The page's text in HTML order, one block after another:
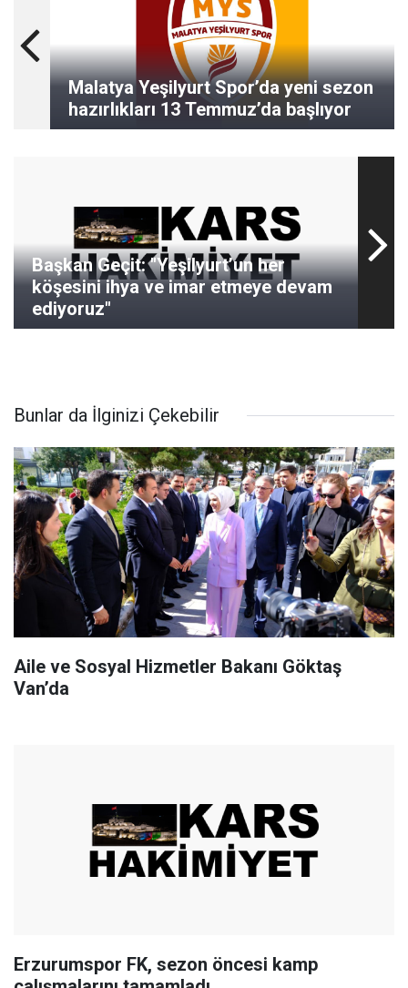
Malatya Yeşilyurt Spor’da yeni sezon
hazırlıkları 13 Temmuz’da başlıyor
Başkan Geçit: "Yeşilyurt’un her
köşesini ihya ve imar etmeye devam
ediyoruz"
Bunlar da İlginizi Çekebilir
Aile ve Sosyal Hizmetler Bakanı Göktaş
Van’da
Erzurumspor FK, sezon öncesi kamp